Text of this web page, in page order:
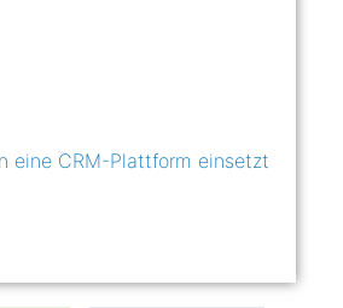
eine CRM-Plattform einsetzt